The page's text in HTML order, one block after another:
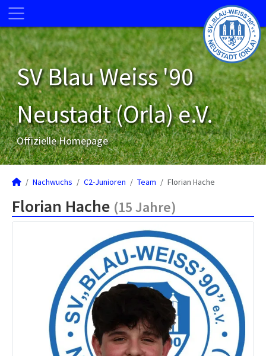
SV Blau Weiss '90
Neustadt (Orla) e.V.
Offizielle Homepage
Nachwuchs C2-Junioren Team Florian Hache
Florian Hache (15 Jahre)